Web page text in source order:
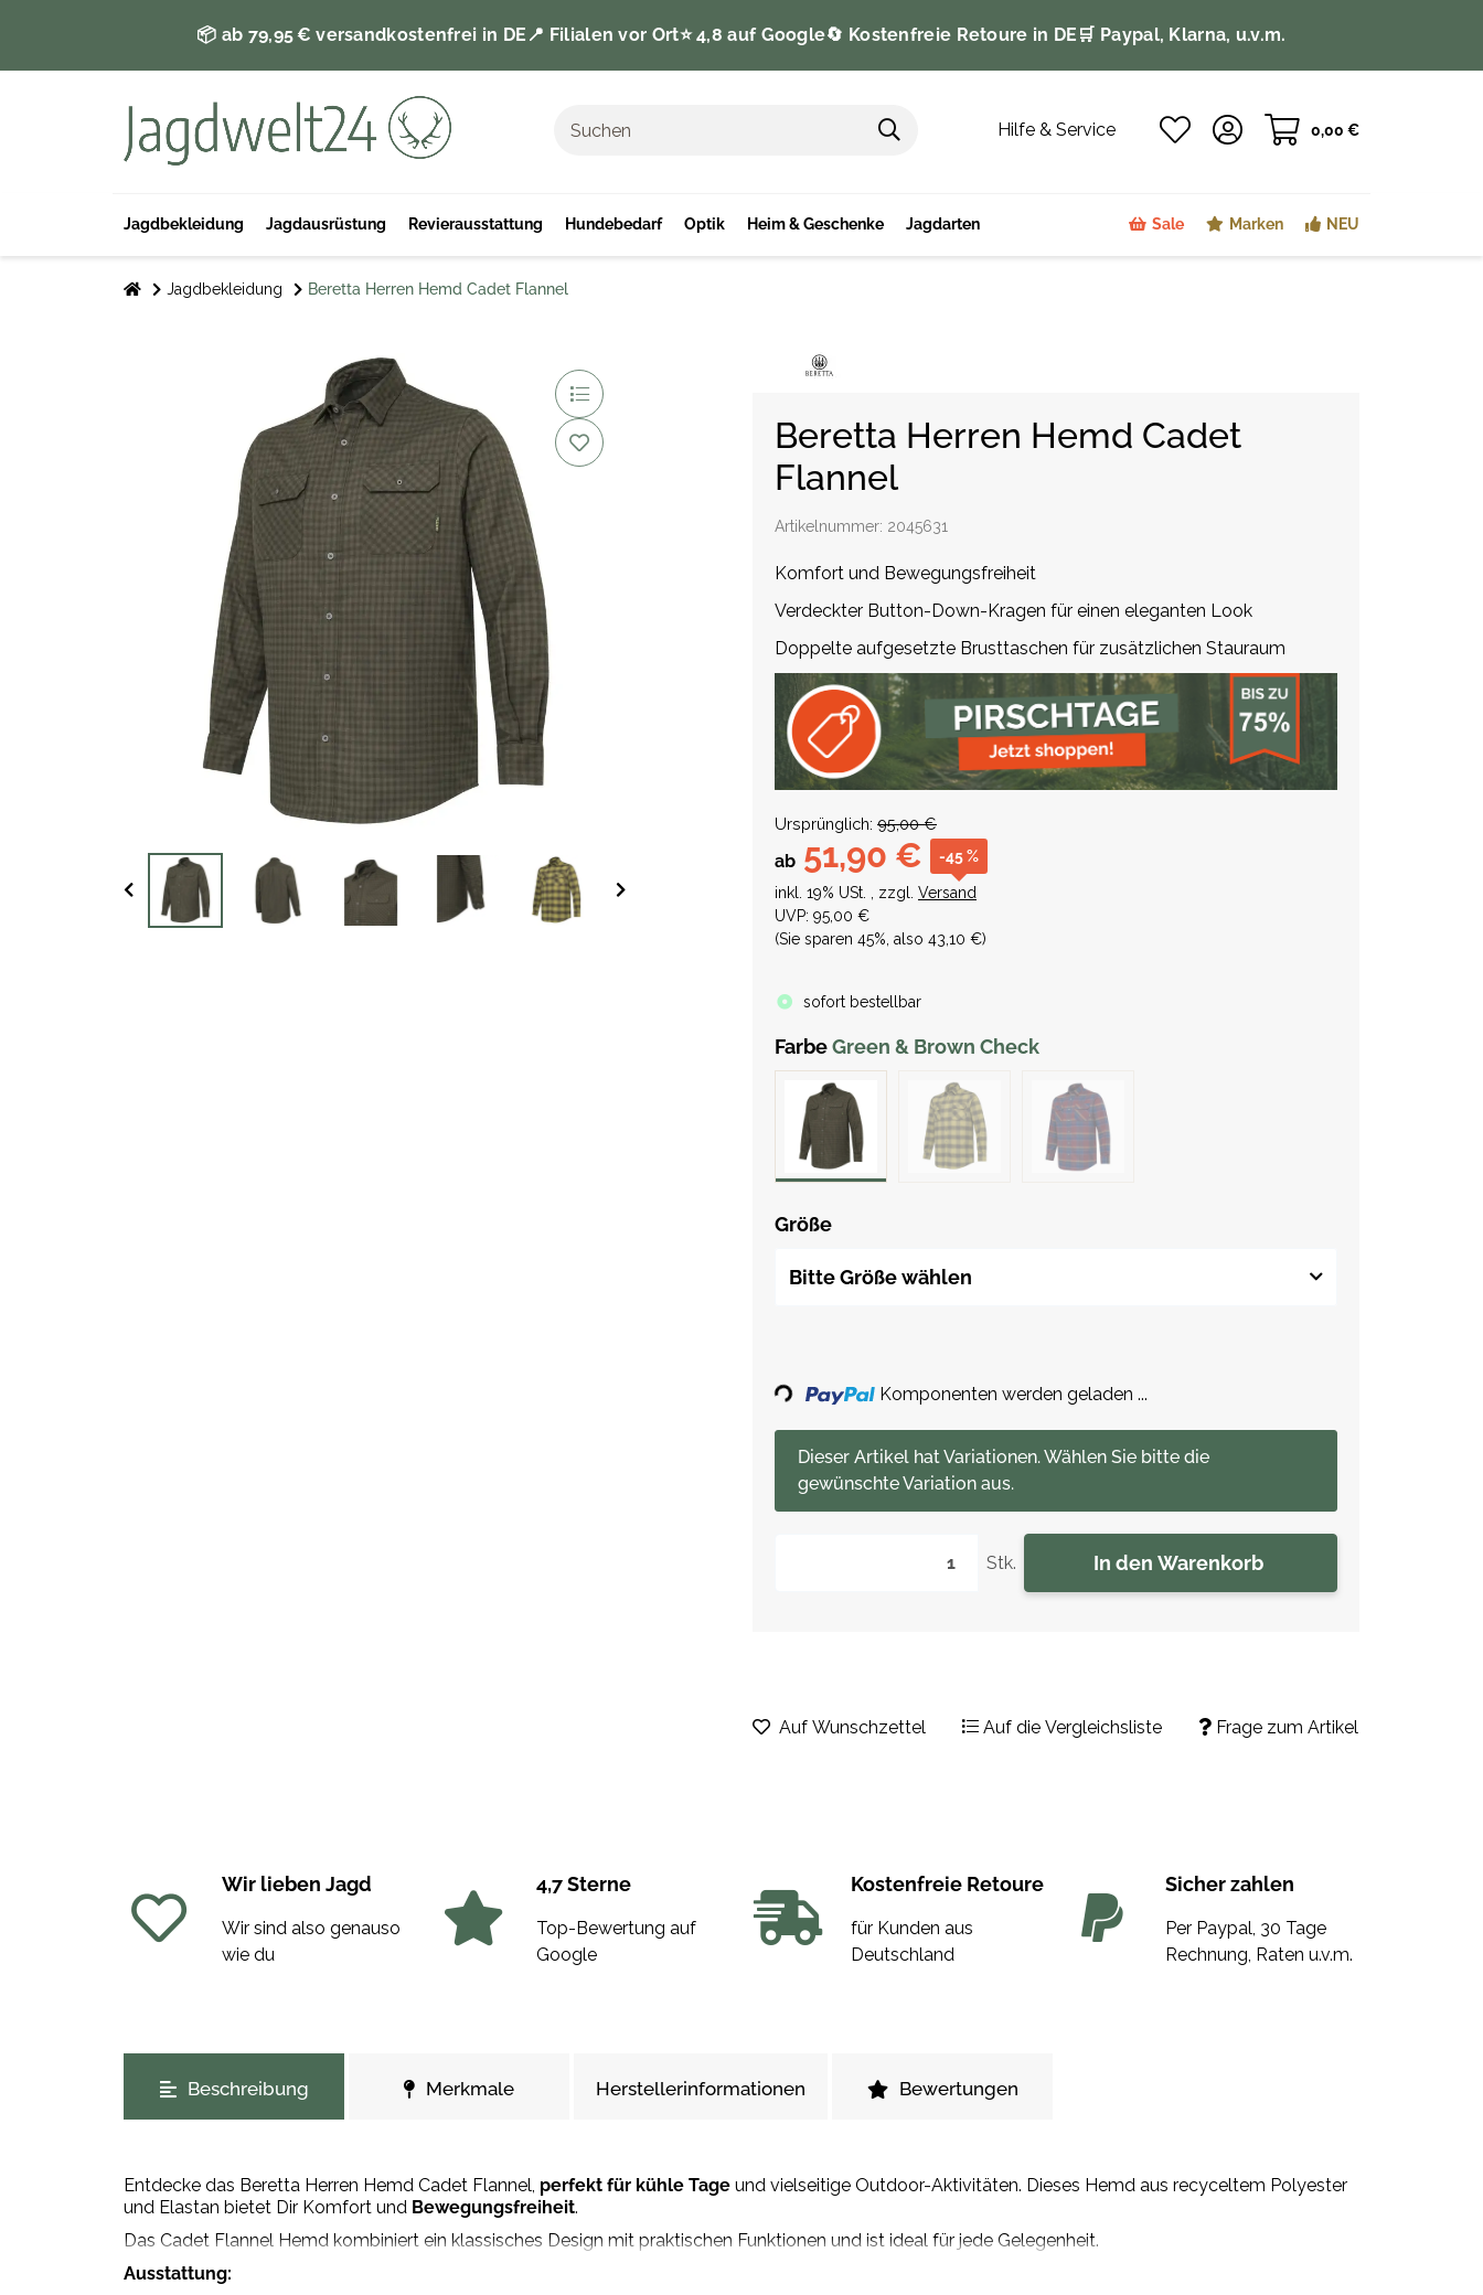
📦 ab 79,95 € versandkostenfrei in DE 📍 Filialen vor Ort⭐️ 4,8 auf Google🔄 Kostenfreie Retoure in DE 🛒 Paypal, Klarna, u.v.m.
Hilfe & Service 0,00 €
Jagdbekleidung Jagdausrüstung Revierausstattung Hundebedarf Optik Heim & Geschenke Jagdarten Sale Marken NEU
Jagdbekleidung Beretta Herren Hemd Cadet Flannel
Beretta Herren Hemd Cadet
Flannel
Artikelnummer: 2045631
Komfort und Bewegungsfreiheit
Verdeckter Button-Down-Kragen für einen eleganten Look
Doppelte aufgesetzte Brusttaschen für zusätzlichen Stauraum
Ursprünglich: 95,00 €
ab 51,90 € -45 %
inkl. 19% USt. , zzgl. Versand
UVP: 95,00 €
(Sie sparen 45%, also 43,10 €)
sofort bestellbar
FarbeGreen & Brown Check
Größe
Bitte Größe wählen
Stk. In den Warenkorb
xDieser Artikel hat Variationen. Wählen Sie bitte die
gewünschte Variation aus.
Loading... Komponenten werden geladen ...
Frage zum Artikel
Auf Wunschzettel Auf die Vergleichsliste
Wir lieben Jagd
Wir sind also genauso
wie du
4,7 Sterne
Top-Bewertung auf
Google
Kostenfreie Retoure
für Kunden aus
Deutschland
Sicher zahlen
Per Paypal, 30 Tage
Rechnung, Raten u.v.m.
Beschreibung Merkmale Herstellerinformationen Bewertungen
Entdecke das Beretta Herren Hemd Cadet Flannel, perfekt für kühle Tage und vielseitige Outdoor-Aktivitäten. Dieses Hemd aus recyceltem Polyester
und Elastan bietet Dir Komfort und Bewegungsfreiheit.
Das Cadet Flannel Hemd kombiniert ein klassisches Design mit praktischen Funktionen und ist ideal für jede Gelegenheit.
Ausstattung: